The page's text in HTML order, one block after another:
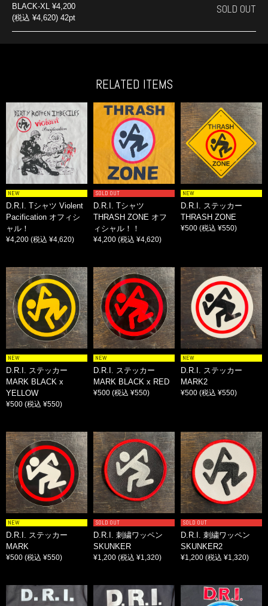
BLACK-XL ¥4,200
(税込 ¥4,620) 42pt
SOLD OUT
RELATED ITEMS
NEW
D.R.I. Tシャツ Violent
Pacification オフィシ
ャル！
¥4,200 (税込 ¥4,620)
SOLD OUT
D.R.I. Tシャツ
THRASH ZONE オフ
ィシャル！！
¥4,200 (税込 ¥4,620)
NEW
D.R.I. ステッカー
THRASH ZONE
¥500 (税込 ¥550)
NEW
D.R.I. ステッカー
MARK BLACK x
YELLOW
¥500 (税込 ¥550)
NEW
D.R.I. ステッカー
MARK BLACK x RED
¥500 (税込 ¥550)
NEW
D.R.I. ステッカー
MARK2
¥500 (税込 ¥550)
NEW
D.R.I. ステッカー
MARK
¥500 (税込 ¥550)
SOLD OUT
D.R.I. 刺繍ワッペン
SKUNKER
¥1,200 (税込 ¥1,320)
SOLD OUT
D.R.I. 刺繍ワッペン
SKUNKER2
¥1,200 (税込 ¥1,320)